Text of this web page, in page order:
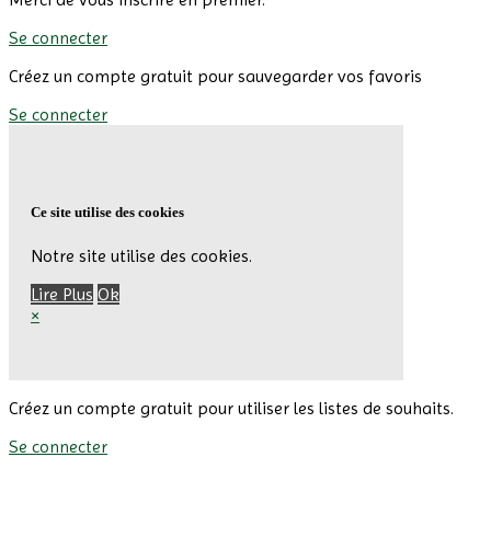
Se connecter
Créez un compte gratuit pour sauvegarder vos favoris
Se connecter
Ce site utilise des cookies
Notre site utilise des cookies.
Lire Plus Ok
×
Créez un compte gratuit pour utiliser les listes de souhaits.
Se connecter